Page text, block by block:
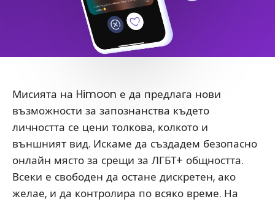
Мисията на Himoon е да предлага нови
възможности за запознанства където
личността се цени толкова, колкото и
външният вид. Искаме да създадем безопасно
онлайн място за срещи за ЛГБТ+ общността.
Всеки е свободен да остане дискретен, ако
желае, и да контролира по всяко време. На